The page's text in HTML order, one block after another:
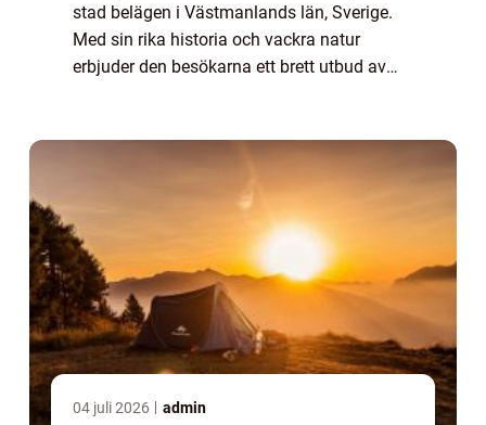
stad belägen i Västmanlands län, Sverige.
Med sin rika historia och vackra natur
erbjuder den besökarna ett brett utbud av
04 juli 2026 admin